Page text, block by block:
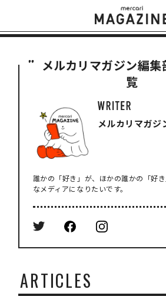
メルカリマガジン編
覧
メルカリマガジ
誰かの「好き」が、ほかの誰かの「好
なメディアになりたいです。
ARTICLES